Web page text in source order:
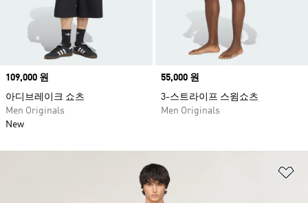
Price
109,000 원
아디브레이크 쇼츠
Men Originals
New
Price
55,000 원
3-스트라이프 스윔쇼츠
Men Originals